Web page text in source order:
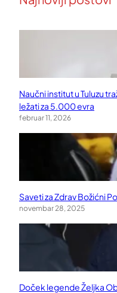
Naučni institut u Tuluzu
ležati za 5.000 evra
februar 11, 2026
Saveti za Zdrav Božićni
novembar 28, 2025
Doček legende Željka